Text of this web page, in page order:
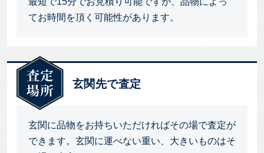
てお時間を頂く可能性があります。
玄関先で査定
玄関に品物をお持ちいただければその場で査定が
できます。玄関に運べない重い、大きいものはそ